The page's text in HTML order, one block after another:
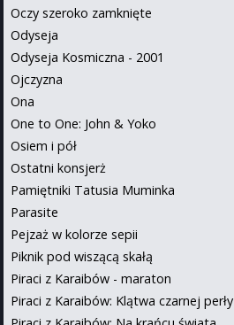
Oczy szeroko zamknięte
Odyseja
Odyseja Kosmiczna - 2001
Ojczyzna
Ona
One to One: John & Yoko
Osiem i pół
Ostatni konsjerż
Pamiętniki Tatusia Muminka
Parasite
Pejzaż w kolorze sepii
Piknik pod wiszącą skałą
Piraci z Karaibów - maraton
Piraci z Karaibów: Klątwa czarnej perły